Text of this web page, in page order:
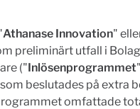
Athanase Innovation"
preliminärt utfall i
("Inlösenprogrammet
beslutades på extra
omfattade